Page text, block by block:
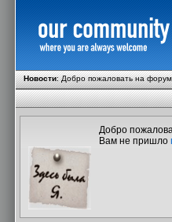
Новости:Добро пожаловать на
Добро
Вам не пришло